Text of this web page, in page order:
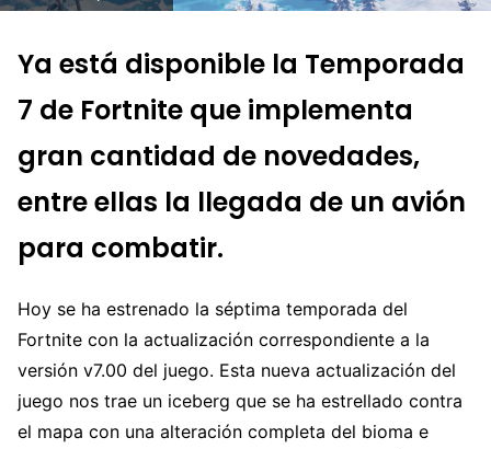
Ya está disponible la Temporada
7 de Fortnite que implementa
gran cantidad de novedades,
entre ellas la llegada de un avión
para combatir.
Hoy se ha estrenado la séptima temporada del
Fortnite con la actualización correspondiente a la
versión v7.00 del juego. Esta nueva actualización del
juego nos trae un iceberg que se ha estrellado contra
el mapa con una alteración completa del bioma e